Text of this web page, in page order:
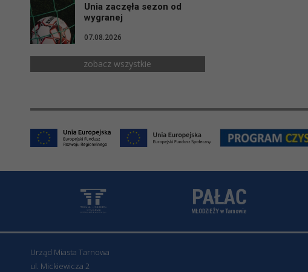
Unia zaczęła sezon od
wygranej
07.08.2026
zobacz wszystkie
Urząd Miasta Tarnowa
ul. Mickiewicza 2